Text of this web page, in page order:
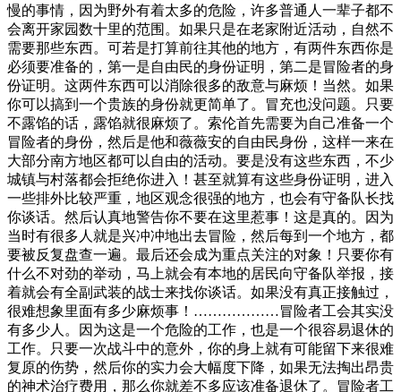
慢的事情，因为野外有着太多的危险，许多普通人一辈子都不
会离开家园数十里的范围。如果只是在老家附近活动，自然不
需要那些东西。可若是打算前往其他的地方，有两件东西你是
必须要准备的，第一是自由民的身份证明，第二是冒险者的身
份证明。这两件东西可以消除很多的敌意与麻烦！当然。如果
你可以搞到一个贵族的身份就更简单了。冒充也没问题。只要
不露馅的话，露馅就很麻烦了。索伦首先需要为自己准备一个
冒险者的身份，然后是他和薇薇安的自由民身份，这样一来在
大部分南方地区都可以自由的活动。要是没有这些东西，不少
城镇与村落都会拒绝你进入！甚至就算有这些身份证明，进入
一些排外比较严重，地区观念很强的地方，也会有守备队长找
你谈话。然后认真地警告你不要在这里惹事！这是真的。因为
当时有很多人就是兴冲冲地出去冒险，然后每到一个地方，都
要被反复盘查一遍。最后还会成为重点关注的对象！只要你有
什么不对劲的举动，马上就会有本地的居民向守备队举报，接
着就会有全副武装的战士来找你谈话。如果没有真正接触过，
很难想象里面有多少麻烦事！………………冒险者工会其实没
有多少人。因为这是一个危险的工作，也是一个很容易退休的
工作。只要一次战斗中的意外，你的身上就有可能留下来很难
复原的伤势，然后你的实力会大幅度下降，如果无法掏出昂贵
的神术治疗费用，那么你就差不多应该准备退休了。冒险者工